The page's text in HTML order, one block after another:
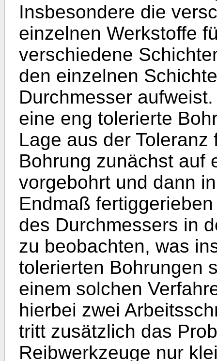
Insbesondere die
einzelnen Werkstoffe
verschiedene
den einzelnen
Durchmesser
eine eng tolerierte
Lage aus der
Bohrung zunächst auf
vorgebohrt und dann
Endmaß
des Durchmessers in
zu beobachten, was
tolerierten Bohrungen
einem solchen
hierbei zwei
tritt zusätzlich das
Reibwerkzeuge nur